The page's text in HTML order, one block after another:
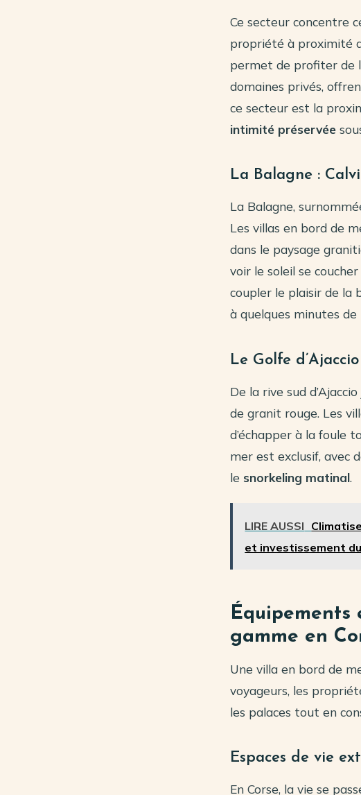
Ce secteur concentre
propriété à proximité
permet de profiter de
domaines privés,
ce secteur est la
intimité préservée
La Balagne : Calvi
La Balagne,
Les villas en bord de
dans le paysage
voir le soleil se
coupler le plaisir de la
à quelques minutes de
Le Golfe
De la rive sud
de granit rouge. Les
d’échapper à la foule
mer est exclusif, avec
le snorkeling matinal.
LIRE AUSSI
et investissement
Équipements
gamme en
Une villa en bord de
voyageurs, les
les palaces tout en
Espaces de vie
En Corse, la vie se